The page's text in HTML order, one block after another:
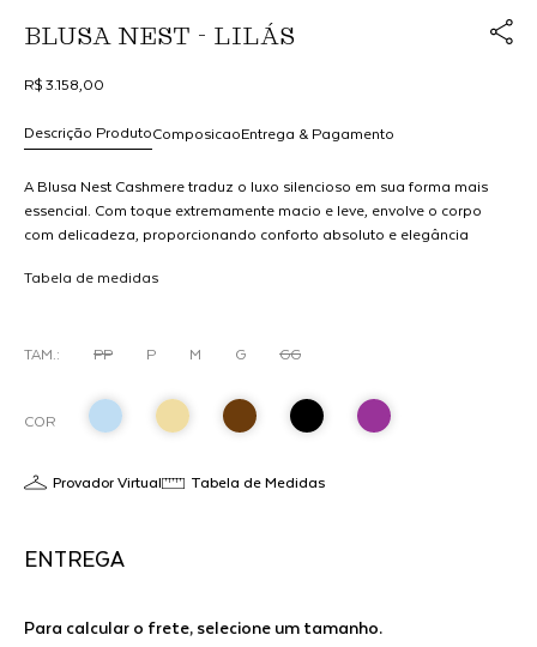
BLUSA NEST - LILÁS
Link
R$ 3.158,00
Composicao
Descrição Produto Entrega & Pagamento
A Blusa Nest Cashmere traduz o luxo silencioso em sua forma mais
essencial. Com toque extremamente macio e leve, envolve o corpo
com delicadeza, proporcionando conforto absoluto e elegância
silhueta clean e sofisticada, valorizando o corpo com sutileza. Um
composições refinadas ou como protagonista em produções
Tabela de medidas
TAM.: PP P M G GG
COR
Provador Virtual Tabela de Medidas
ENTREGA
Para calcular o frete, selecione um tamanho.